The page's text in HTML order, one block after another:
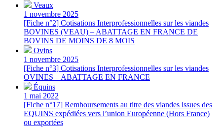
Veaux
1 novembre 2025
[Fiche n°2] Cotisations Interprofessionnelles sur les viandes
BOVINES (VEAU) – ABATTAGE EN FRANCE DE
BOVINS DE MOINS DE 8 MOIS
Ovins
1 novembre 2025
[Fiche n°3] Cotisations Interprofessionnelles sur les viandes
OVINES – ABATTAGE EN FRANCE
Équins
1 mai 2022
[Fiche n°17] Remboursements au titre des viandes issues des
EQUINS expédiées vers l’union Européenne (Hors France)
ou exportées